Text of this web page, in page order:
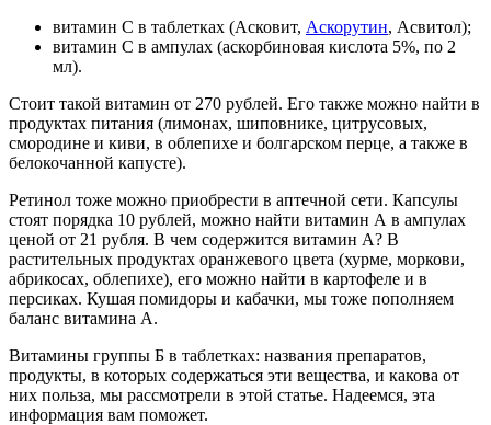
витамин С в таблетках (Асковит, Аскорутин, Асвитол);
витамин С в ампулах (аскорбиновая кислота 5%, по 2
мл).
Стоит такой витамин от 270 рублей. Его также можно найти в
продуктах питания (лимонах, шиповнике, цитрусовых,
смородине и киви, в облепихе и болгарском перце, а также в
белокочанной капусте).
Ретинол тоже можно приобрести в аптечной сети. Капсулы
стоят порядка 10 рублей, можно найти витамин А в ампулах
ценой от 21 рубля. В чем содержится витамин А? В
растительных продуктах оранжевого цвета (хурме, моркови,
абрикосах, облепихе), его можно найти в картофеле и в
персиках. Кушая помидоры и кабачки, мы тоже пополняем
баланс витамина А.
Витамины группы Б в таблетках: названия препаратов,
продукты, в которых содержаться эти вещества, и какова от
них польза, мы рассмотрели в этой статье. Надеемся, эта
информация вам поможет.